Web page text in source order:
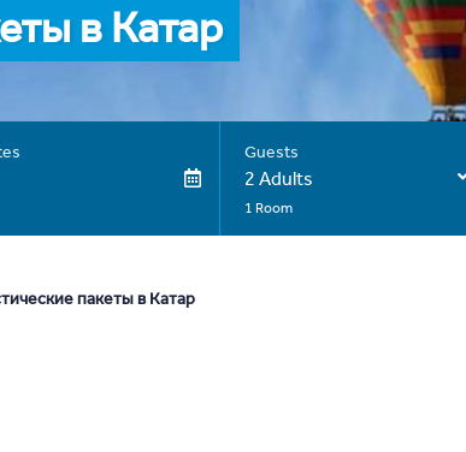
в Катар
Guests
2 Adults
1 Room
пакеты в Катар